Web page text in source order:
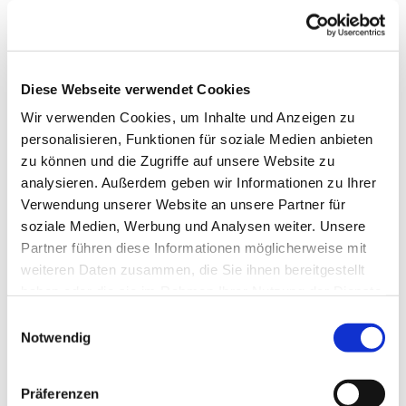
Diese Webseite verwendet Cookies
Wir verwenden Cookies, um Inhalte und Anzeigen zu
personalisieren, Funktionen für soziale Medien anbieten
zu können und die Zugriffe auf unsere Website zu
analysieren. Außerdem geben wir Informationen zu Ihrer
Verwendung unserer Website an unsere Partner für
soziale Medien, Werbung und Analysen weiter. Unsere
Partner führen diese Informationen möglicherweise mit
weiteren Daten zusammen, die Sie ihnen bereitgestellt
Notwendig
Präferenzen
Sexuellen Missbrauch früh
verhindern. Beteiligung am
bundesweiten
Kita-Präventionsprojekt „Starke
Kinder Kiste!“ der katholischen
Kindertagesstätten der Stadtpfarrei
Fulda
Die „Starke Kinder Kiste!“, das „Echte